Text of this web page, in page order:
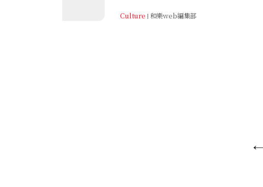
Culture 和樂web編集部